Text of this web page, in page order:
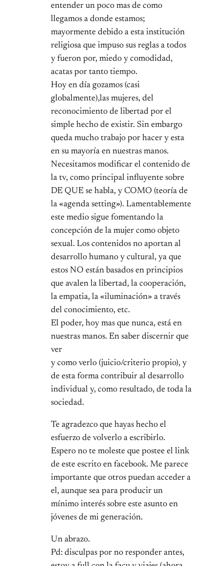
entender un poco mas de como
llegamos a donde estamos;
mayormente debido a esta institución
religiosa que impuso sus reglas a todos
y fueron por, miedo y comodidad,
acatas por tanto tiempo.
Hoy en día gozamos (casi
globalmente),las mujeres, del
reconocimiento de libertad por el
simple hecho de existir. Sin embargo
queda mucho trabajo por hacer y esta
en su mayoría en nuestras manos.
Necesitamos modificar el contenido de
la tv, como principal influyente sobre
DE QUE se habla, y COMO (teoría de
la «agenda setting»). Lamentablemente
este medio sigue fomentando la
concepción de la mujer como objeto
sexual. Los contenidos no aportan al
desarrollo humano y cultural, ya que
estos NO están basados en principios
que avalen la libertad, la cooperación,
la empatia, la «iluminación» a través
del conocimiento, etc.
El poder, hoy mas que nunca, está en
nuestras manos. En saber discernir que
ver
y como verlo (juicio/criterio propio), y
de esta forma contribuir al desarrollo
individual y, como resultado, de toda la
sociedad.
Te agradezco que hayas hecho el
esfuerzo de volverlo a escribirlo.
Espero no te moleste que postee el link
de este escrito en facebook. Me parece
importante que otros puedan acceder a
el, aunque sea para producir un
mínimo interés sobre este asunto en
jóvenes de mi generación.
Un abrazo.
Pd: disculpas por no responder antes,